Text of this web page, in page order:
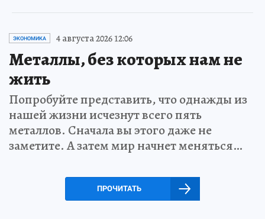
ЭКОНОМИКА 4 августа 2026 12:06
Металлы, без которых нам не
жить
Попробуйте представить, что однажды из
нашей жизни исчезнут всего пять
металлов. Сначала вы этого даже не
заметите. А затем мир начнет меняться…
ПРОЧИТАТЬ